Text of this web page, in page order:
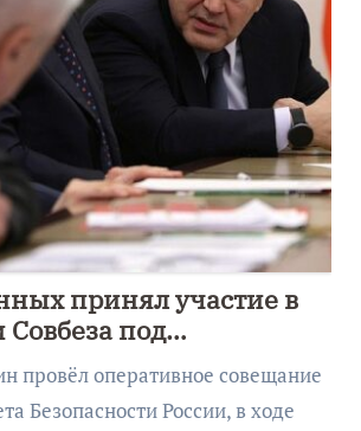
принял участие в
под
Путина
провёл оперативное совещание
Безопасности России, в ходе